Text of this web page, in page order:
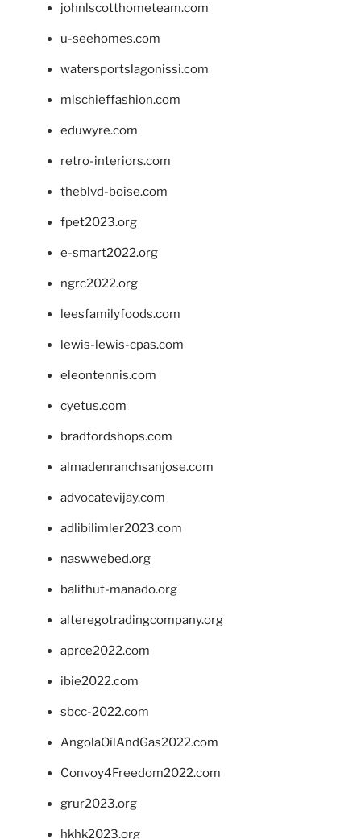
johnlscotthometeam.com
u-seehomes.com
watersportslagonissi.com
mischieffashion.com
eduwyre.com
retro-interiors.com
theblvd-boise.com
fpet2023.org
e-smart2022.org
ngrc2022.org
leesfamilyfoods.com
lewis-lewis-cpas.com
eleontennis.com
cyetus.com
bradfordshops.com
almadenranchsanjose.com
advocatevijay.com
adlibilimler2023.com
naswwebed.org
balithut-manado.org
alteregotradingcompany.org
aprce2022.com
ibie2022.com
sbcc-2022.com
AngolaOilAndGas2022.com
Convoy4Freedom2022.com
grur2023.org
hkhk2023.org